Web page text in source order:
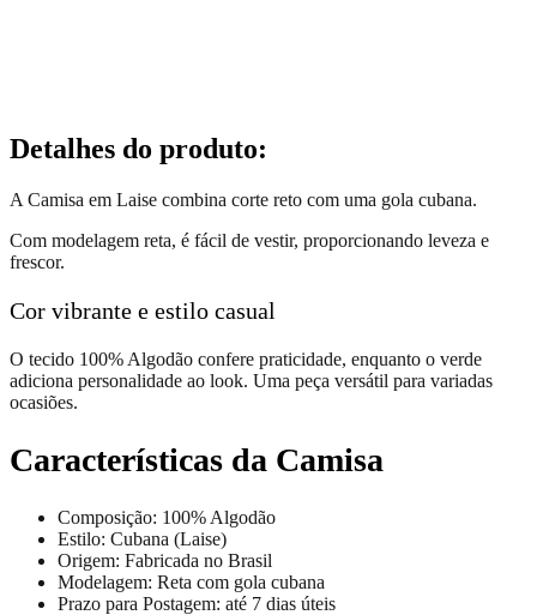
Detalhes do produto:
A Camisa em Laise combina corte reto com uma gola cubana.
Com modelagem reta, é fácil de vestir, proporcionando leveza e
frescor.
Cor vibrante e estilo casual
O tecido 100% Algodão confere praticidade, enquanto o verde
adiciona personalidade ao look. Uma peça versátil para variadas
ocasiões.
Características da Camisa
Composição: 100% Algodão
Estilo: Cubana (Laise)
Origem: Fabricada no Brasil
Modelagem: Reta com gola cubana
Prazo para Postagem: até 7 dias úteis